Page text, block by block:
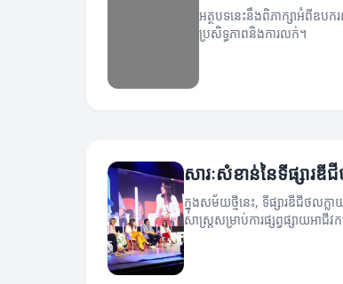
អត្ថបទនេះនឹងពិភាក្សាអំពីឧបក
ប្រសិទ្ធភាពនិងការលក់។
សារៈសំខាន់នៃទីផ្សារ
ក្នុងសម័យថ្មីនេះ, ទីផ្សារឌីជីថលក្
សាស្ត្រសម្រាប់ការផ្សព្វផ្សាយអាជីវ